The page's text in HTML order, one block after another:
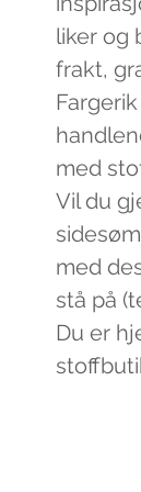
liker og
frakt,
med
Vil du
med
stå på
Du er